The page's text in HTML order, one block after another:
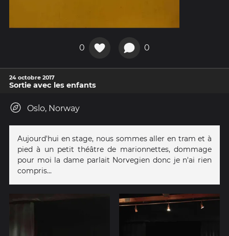
0 0
24 octobre 2017
Sortie avec les enfants
Oslo, Norway
Aujourd'hui en stage, nous sommes aller en tram et à
pied à un petit théâtre de marionnettes, dommage
pour moi la dame parlait Norvegien donc je n'ai rien
compris...